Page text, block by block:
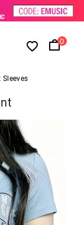
0
Sleeves